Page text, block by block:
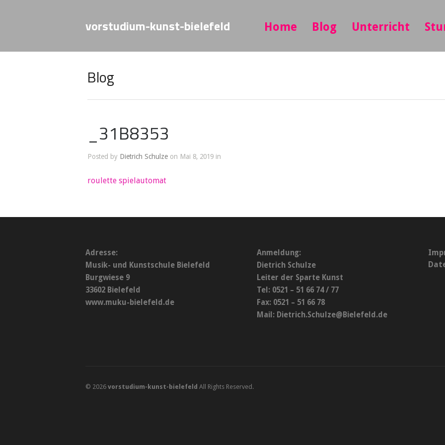
vorstudium-kunst-bielefeld Home Blog Unterricht
Blog
_31B8353
Posted by Dietrich Schulze on Mai 8, 2019 in
roulette spielautomat
Adresse:
Musik- und Kunstschule Bielefeld
Burgwiese 9
33602 Bielefeld
www.muku-bielefeld.de
Anmeldung:
Dietrich Schulze
Leiter der Sparte Kunst
Tel: 0521 – 51 66 74 / 77
Fax: 0521 – 51 66 78
Mail: Dietrich.Schulze@Bielefeld.de
© 2026 vorstudium-kunst-bielefeld All Rights Reserved.